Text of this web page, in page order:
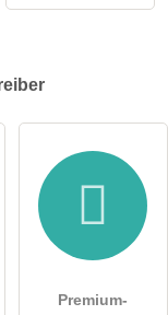
an den
Premium-